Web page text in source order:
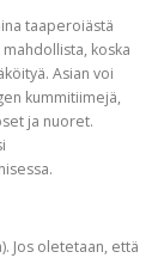
taaperoiästä
koska
Asian voi
kummitiimejä,
ja nuoret.
Jos oletetaan, että